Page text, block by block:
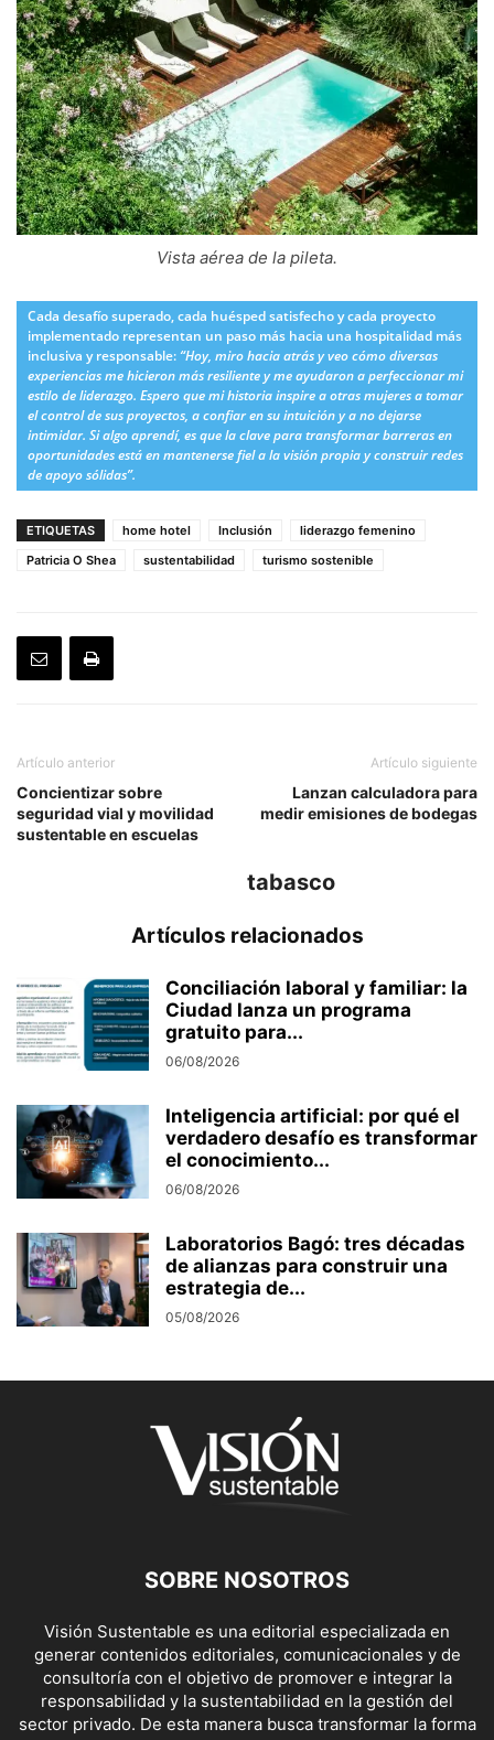
Vista aérea de la pileta.
Cada desafío superado, cada huésped satisfecho y cada proyecto
implementado representan un paso más hacia una hospitalidad más
inclusiva y responsable: “Hoy, miro hacia atrás y veo cómo diversas
experiencias me hicieron más resiliente y me ayudaron a perfeccionar mi
estilo de liderazgo. Espero que mi historia inspire a otras mujeres a tomar
el control de sus proyectos, a confiar en su intuición y a no dejarse
intimidar. Si algo aprendí, es que la clave para transformar barreras en
oportunidades está en mantenerse fiel a la visión propia y construir redes
de apoyo sólidas”.
ETIQUETAS home hotel Inclusión
liderazgo femenino
Patricia O Shea
sustentabilidad turismo sostenible
Artículo anterior
Concientizar sobre
seguridad vial y movilidad
sustentable en escuelas
Artículo siguiente
Lanzan calculadora para
medir emisiones de bodegas
tabasco
Artículos relacionados
Conciliación laboral y familiar: la
Ciudad lanza un programa
gratuito para...
06/08/2026
Inteligencia artificial: por qué el
verdadero desafío es transformar
el conocimiento...
06/08/2026
Laboratorios Bagó: tres décadas
de alianzas para construir una
estrategia de...
05/08/2026
SOBRE NOSOTROS
Visión Sustentable es una editorial especializada en
generar contenidos editoriales, comunicacionales y de
consultoría con el objetivo de promover e integrar la
responsabilidad y la sustentabilidad en la gestión del
sector privado. De esta manera busca transformar la forma